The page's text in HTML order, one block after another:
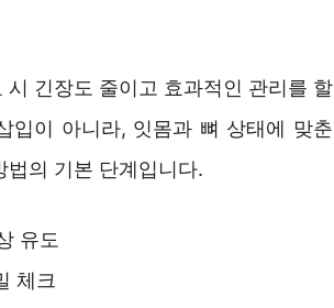
긴장도 줄이고 효과적인 관리를 할
입이 아니라, 잇몸과 뼈 상태에 맞춘
의 기본 단계입니다.
유도
체크